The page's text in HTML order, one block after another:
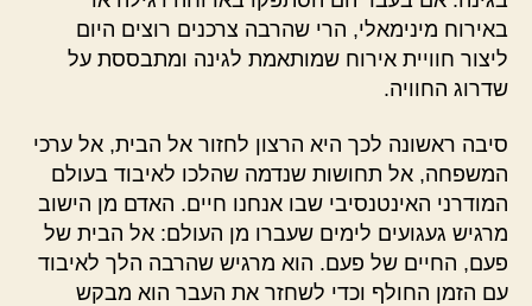
באירוח מינימאלי, הרי שהרבה צרכנים רוצים היום
ליצור חוויית אירוח שמותאמת לגינה ומתבססת על
שדרוג החוויה.
סיבה ראשונה לכך היא הרצון לחזור אל הבית, אל ערכי
המשפחה, אל תחושות שנדמה שהלכו לאיבוד בעולם
המודרני האינטנסיבי שבו אנחנו חיים. האדם מן הישוב
מרגיש געגועים לימים שעברו מן העולם: אל הבית של
פעם, החיים של פעם. הוא מרגיש שהרבה הלך לאיבוד
עם הזמן החולף וכדי לשחזר את העבר הוא מבקש